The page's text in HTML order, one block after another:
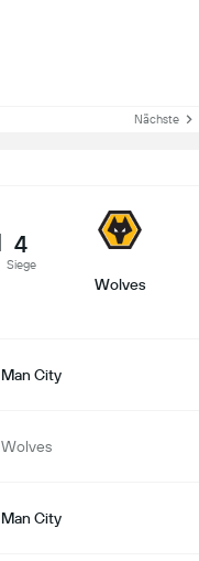
Nächste
4
Siege
Wolves
Man City
Wolves
Man City